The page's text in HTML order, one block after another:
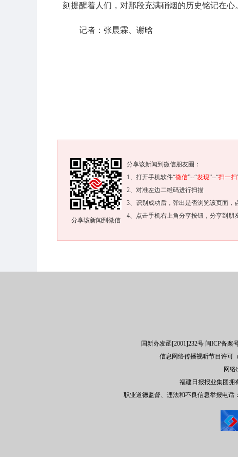
刻提醒着人们，对那段充满硝烟的历史铭记在心
记者：张晨霖、谢晗
分享该新闻到微信
分享该新闻到微信朋友圈：
1、打开手机软件“微信”--“发现”--“扫一扫
2、对准左边二维码进行扫描
3、识别成功后，弹出是否浏览该页面，
4、点击手机右上角分享按钮，分享到朋